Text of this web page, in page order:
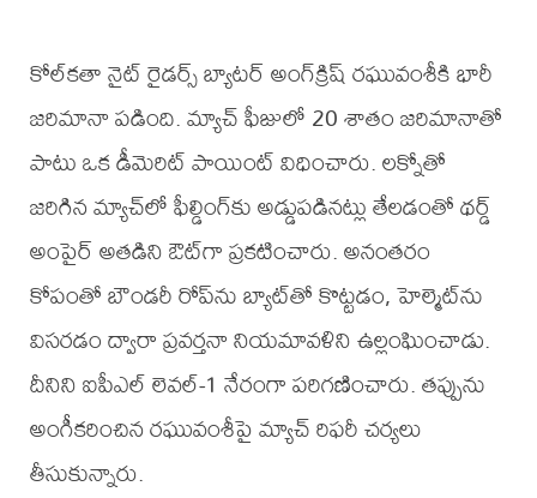
కోల్‌క‌తా నైట్ రైడ‌ర్స్ బ్యాట‌ర్ అంగ్‌క్రిష్ ర‌ఘువంశీకి భారీ
జరిమానా పడింది. మ్యాచ్ ఫీజులో 20 శాతం జరిమానాతో
పాటు ఒక డీమెరిట్ పాయింట్ విధించారు. లక్నోతో
జరిగిన మ్యాచ్‌లో ఫీల్డింగ్‌కు అడ్డుపడినట్లు తేలడంతో థర్డ్
అంపైర్ అతడిని ఔట్‌గా ప్రకటించారు. అనంతరం
కోపంతో బౌండరీ రోప్‌ను బ్యాట్‌తో కొట్టడం, హెల్మెట్‌ను
విసరడం ద్వారా ప్రవర్తనా నియమావళిని ఉల్లంఘించాడు.
దీనిని ఐపీఎల్ లెవల్-1 నేరంగా పరిగణించారు. తప్పును
అంగీకరించిన రఘువంశీపై మ్యాచ్ రిఫరీ చర్యలు
తీసుకున్నారు.